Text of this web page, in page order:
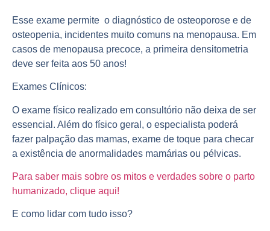
Esse exame permite o diagnóstico de osteoporose e de
osteopenia, incidentes muito comuns na menopausa. Em
casos de menopausa precoce, a primeira densitometria
deve ser feita aos 50 anos!
Exames Clínicos:
O exame físico realizado em consultório não deixa de ser
essencial. Além do físico geral, o especialista poderá
fazer palpação das mamas, exame de toque para checar
a existência de anormalidades mamárias ou pélvicas.
Para saber mais sobre os mitos e verdades sobre o parto
humanizado, clique aqui!
E como lidar com tudo isso?